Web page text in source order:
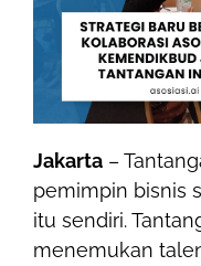
Jakarta –
pemimpin bisnis
itu sendiri.
menemukan